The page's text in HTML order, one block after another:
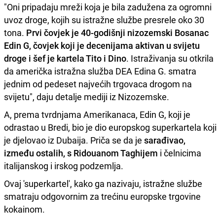
"Oni pripadaju mreži koja je bila zadužena za ogromni
uvoz droge, kojih su istražne službe presrele oko 30
tona. Prvi čovjek je 40-godišnji nizozemski Bosanac
Edin G, čovjek koji je decenijama aktivan u svijetu
droge i šef je kartela Tito i Dino. Istraživanja su otkrila
da američka istražna služba DEA Edina G. smatra
jednim od pedeset najvećih trgovaca drogom na
svijetu", daju detalje mediji iz Nizozemske.
A, prema tvrdnjama Amerikanaca, Edin G, koji je
odrastao u Bredi, bio je dio europskog superkartela koji
je djelovao iz Dubaija. Priča se da je sarađivao,
između ostalih, s Ridouanom Taghijem i čelnicima
italijanskog i irskog podzemlja.
Ovaj 'superkartel', kako ga nazivaju, istražne službe
smatraju odgovornim za trećinu europske trgovine
kokainom.